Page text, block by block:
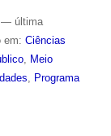
— última
em: Ciências
, Meio
, Programa